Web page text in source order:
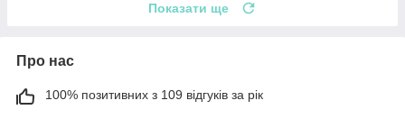
Показати ще
Про нас
100% позитивних з 109 відгуків за рік